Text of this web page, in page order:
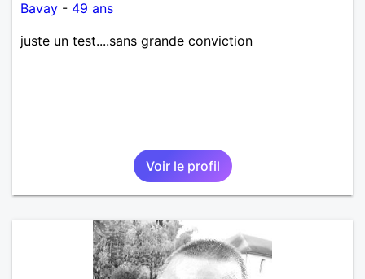
Bavay - 49 ans
juste un test....sans grande conviction
Voir le profil